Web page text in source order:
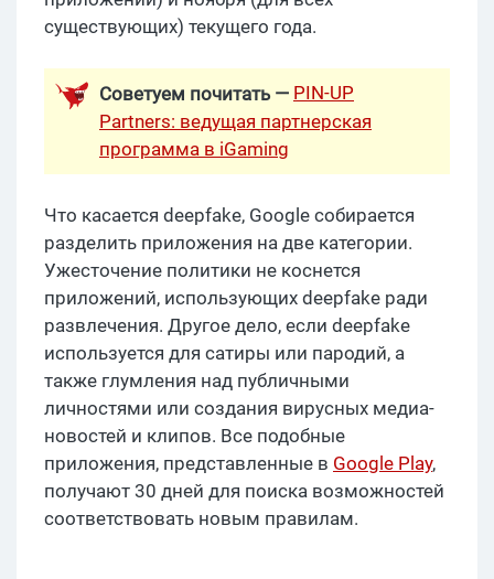
существующих) текущего года.
Советуем почитать — PIN-UP
Partners: ведущая партнерская
программа в iGaming
Что касается deepfake, Google собирается
разделить приложения на две категории.
Ужесточение политики не коснется
приложений, использующих deepfake ради
развлечения. Другое дело, если deepfake
используется для сатиры или пародий, а
также глумления над публичными
личностями или создания вирусных медиа-
новостей и клипов. Все подобные
приложения, представленные в Google Play,
получают 30 дней для поиска возможностей
соответствовать новым правилам.